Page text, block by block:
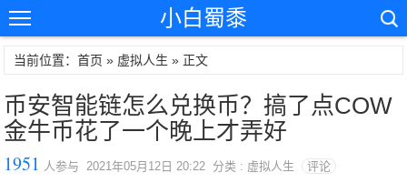
小白蜀黍
当前位置：首页 » 虚拟人生 » 正文
币安智能链怎么兑换币？搞了点COW
金牛币花了一个晚上才弄好
1951 人参与 2021年05月12日 20:22 分类 : 虚拟人生 评论